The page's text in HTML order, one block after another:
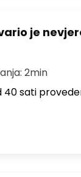
je
2min
40 sati